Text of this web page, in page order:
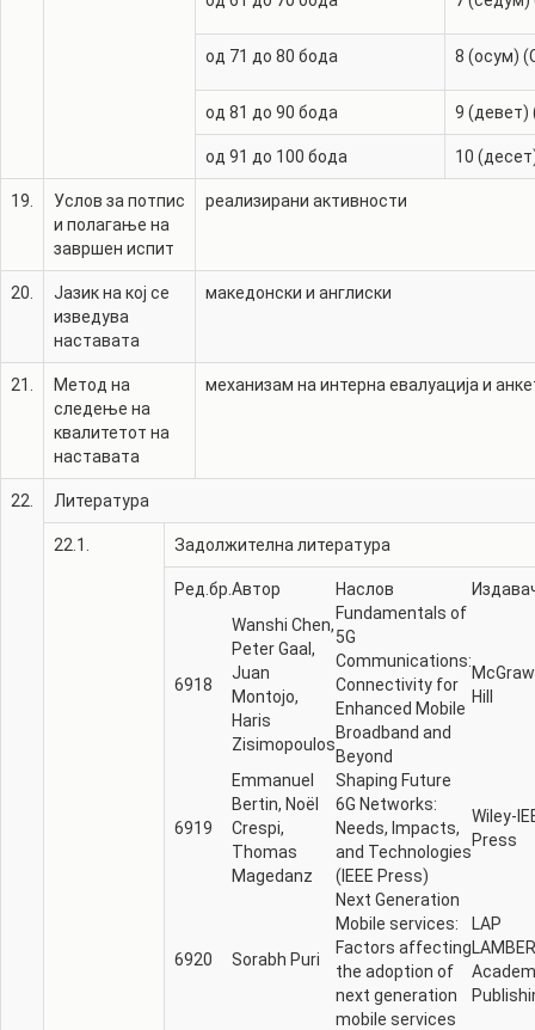
од 71 до 80 бода 8 (осум)
од 81 до 90 бода 9 (девет)
од 91 до 100 бода 10
19.
Услов за потпис
и полагање на
завршен испит
реализирани активности
20.
Јазик на кој се
изведува
наставата
македонски и англиски
21.
Метод на
следење на
квалитетот на
наставата
механизам на интерна евалуација и
22. Литература
22.1. Задолжителна литература
Ред.бр. Автор Наслов
6918
Wanshi Chen,
Peter Gaal,
Juan
Montojo,
Haris
Zisimopoulos
Fundamentals of
5G
Communications:
Connectivity for
Enhanced Mobile
Broadband and
Beyond
McGraw
Hill
6919
Emmanuel
Bertin, Noël
Crespi,
Thomas
Magedanz
Shaping Future
6G Networks:
Needs, Impacts,
and Technologies
(IEEE Press)
Wiley-
Press
6920 Sorabh Puri
Next Generation
Mobile services:
Factors affecting
the adoption of
next generation
mobile services
LAP